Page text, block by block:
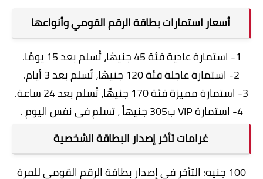
أسعار استمارات بطاقة الرقم القومي وأنواعها
1- استمارة عادية فئة 45 جنيهًا، تُسلم بعد 15 يومًا.
2- استمارة عاجلة فئة 120 جنيهًا، تُسلم بعد 3 أيام.
3- استمارة مميزة فئة 170 جنيهًا، تُسلم بعد 24 ساعة.
4- استمارة VIP
ب305 جنيهاً ، تسلم فى نفس اليوم .
غرامات تأخر إصدار البطاقة الشخصية
100 جنيه: التأخر في إصدار بطاقة الرقم القومي للمرة